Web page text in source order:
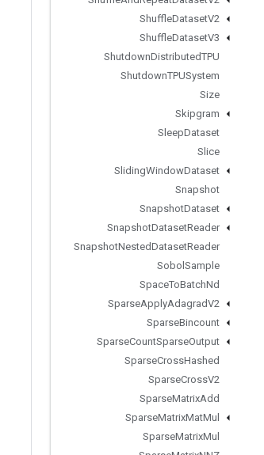
ShuffleDatasetV2
ShuffleDatasetV3
ShutdownDistributedTPU
ShutdownTPUSystem
Size
Skipgram
SleepDataset
Slice
SlidingWindowDataset
Snapshot
SnapshotDataset
SnapshotDatasetReader
SnapshotNestedDatasetReader
Sobol Sample
SpaceToBatchNd
SparseApplyAdagradV2
SparseBincount
SparseCountSparseOutput
SparseCrossHashed
SparseCrossV2
SparseMatrixAdd
SparseMatrixMatMul
SparseMatrixMul